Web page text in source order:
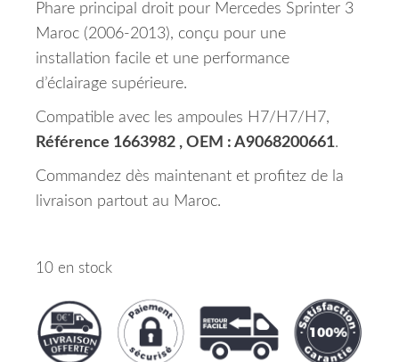
Phare principal droit pour Mercedes Sprinter 3
Maroc (2006-2013), conçu pour une
installation facile et une performance
d’éclairage supérieure.
Compatible avec les ampoules H7/H7/H7,
Référence 1663982 , OEM : A9068200661.
Commandez dès maintenant et profitez de la
livraison partout au Maroc.
10 en stock